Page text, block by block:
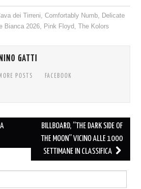
dei Tirreni, Comfortably Numb, Delicate
Bianca 2026, Pink Floyd,The Kolors
NINO GATTI
MORE POSTS FACEBOOK
BILLBOARD, “THE DARK SIDE OF
THE MOON” VICINO ALLE 1000
SETTIMANE IN CLASSIFICA